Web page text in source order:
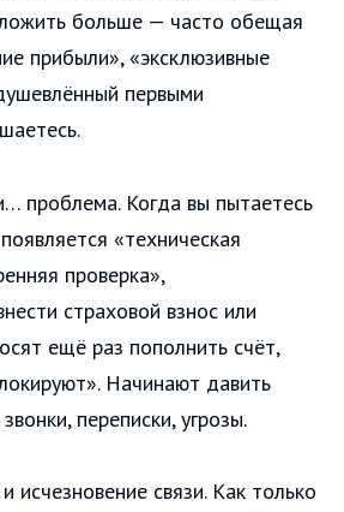
больше — часто обещая
прибыли», «эксклюзивные
первыми
проблема. Когда вы пытаетесь
«техническая
проверка»,
страховой взнос или
ещё раз пополнить счёт,
Начинают давить
переписки, угрозы.
исчезновение связи. Как только